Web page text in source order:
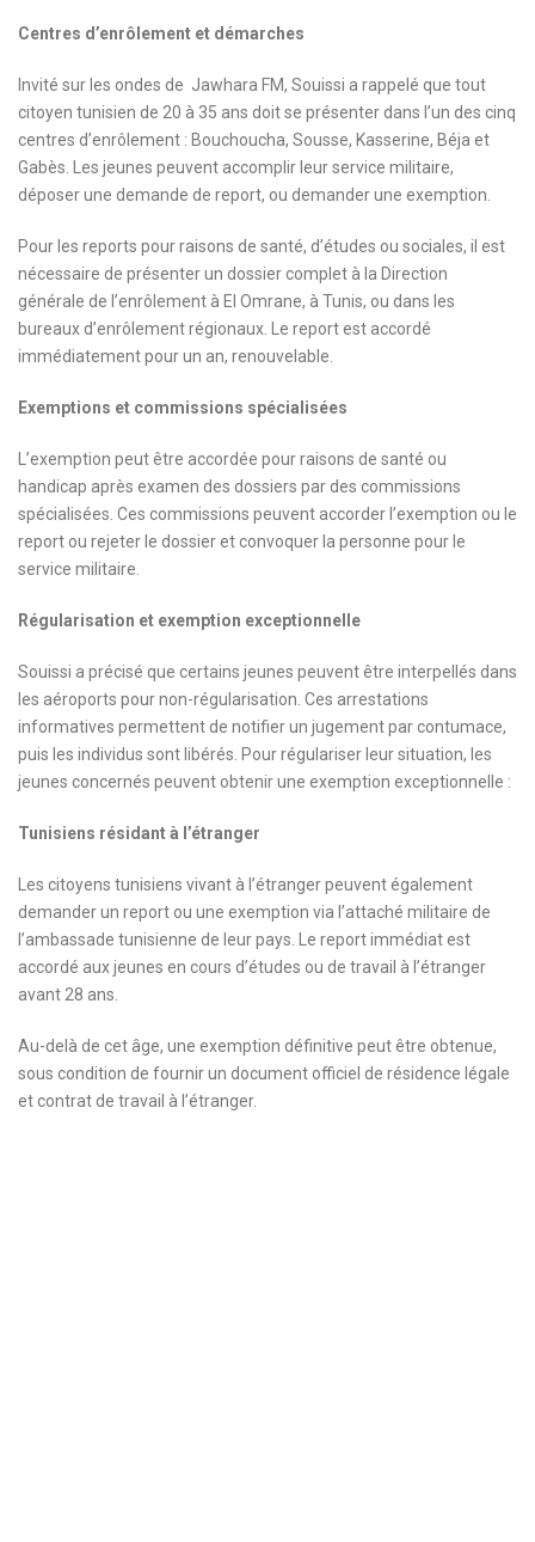
Centres d’enrôlement et démarches
Invité sur les ondes de Jawhara FM, Souissi a rappelé que tout
citoyen tunisien de 20 à 35 ans doit se présenter dans l’un des cinq
centres d’enrôlement : Bouchoucha, Sousse, Kasserine, Béja et
Gabès. Les jeunes peuvent accomplir leur service militaire,
déposer une demande de report, ou demander une exemption.
Pour les reports pour raisons de santé, d’études ou sociales, il est
nécessaire de présenter un dossier complet à la Direction
générale de l’enrôlement à El Omrane, à Tunis, ou dans les
bureaux d’enrôlement régionaux. Le report est accordé
immédiatement pour un an, renouvelable.
Exemptions et commissions spécialisées
L’exemption peut être accordée pour raisons de santé ou
handicap après examen des dossiers par des commissions
spécialisées. Ces commissions peuvent accorder l’exemption ou le
report ou rejeter le dossier et convoquer la personne pour le
service militaire.
Régularisation et exemption exceptionnelle
Souissi a précisé que certains jeunes peuvent être interpellés dans
les aéroports pour non-régularisation. Ces arrestations
informatives permettent de notifier un jugement par contumace,
puis les individus sont libérés. Pour régulariser leur situation, les
jeunes concernés peuvent obtenir une exemption exceptionnelle :
Tunisiens résidant à l’étranger
Les citoyens tunisiens vivant à l’étranger peuvent également
demander un report ou une exemption via l’attaché militaire de
l’ambassade tunisienne de leur pays. Le report immédiat est
accordé aux jeunes en cours d’études ou de travail à l’étranger
avant 28 ans.
Au-delà de cet âge, une exemption définitive peut être obtenue,
sous condition de fournir un document officiel de résidence légale
et contrat de travail à l’étranger.